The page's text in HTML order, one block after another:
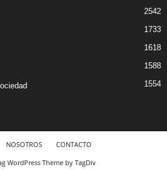
2542
1733
1618
1588
1554
NOSOTROS
CONTACTO
WordPress Theme by TagDiv